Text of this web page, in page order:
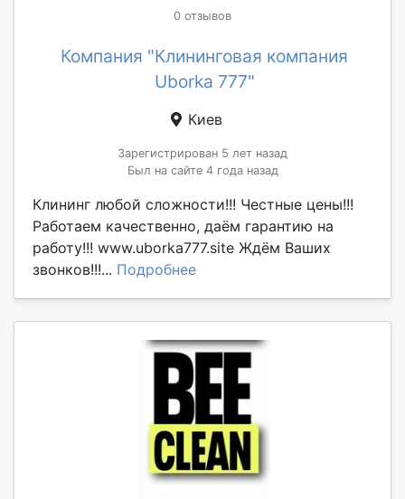
0 отзывов
Компания "Клининговая компания
Uborka 777"
Киев
Зарегистрирован 5 лет назад
Был на сайте 4 года назад
Клининг любой сложности!!! Честные цены!!!
Работаем качественно, даём гарантию на
работу!!! www.uborka777.site Ждём Ваших
звонков!!!... Подробнее